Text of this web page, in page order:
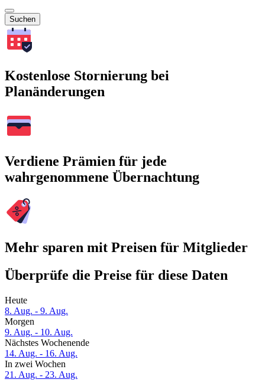
Suchen
Kostenlose Stornierung bei
Planänderungen
Verdiene Prämien für jede
wahrgenommene Übernachtung
Mehr sparen mit Preisen für Mitglieder
Überprüfe die Preise für diese Daten
Heute
8. Aug. - 9. Aug.
Morgen
9. Aug. - 10. Aug.
Nächstes Wochenende
14. Aug. - 16. Aug.
In zwei Wochen
21. Aug. - 23. Aug.